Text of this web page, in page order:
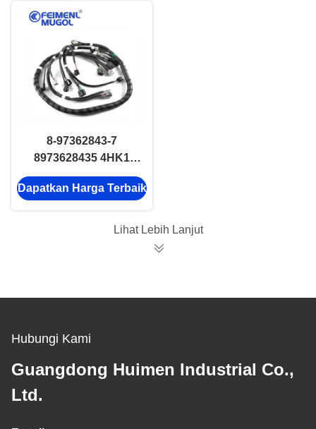
8-97362843-7
8973628435 4HK1
Isuzu Mesin Kabel
Kabel 8-97362843-7
Dapatkan Harga Terbaik
Lihat Lebih Lanjut
Hubungi Kami
Guangdong Huimen Industrial Co.,
Ltd.